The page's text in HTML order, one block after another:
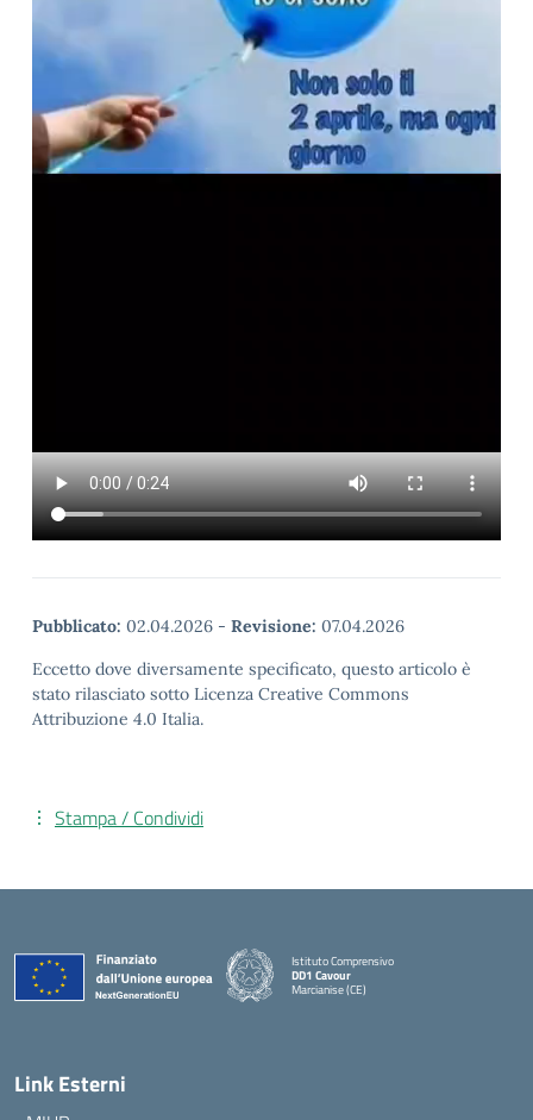
Pubblicato: 02.04.2026 - Revisione: 07.04.2026
Eccetto dove diversamente specificato, questo articolo è
stato rilasciato sotto Licenza Creative Commons
Attribuzione 4.0 Italia.
Stampa / Condividi
Istituto Comprensivo
DD1 Cavour
Marcianise (CE)
Link Esterni